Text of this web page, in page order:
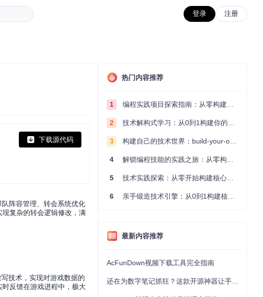
登录 注册
下载源代码
阵容管理、转会系统优化
复杂的转会逻辑修改，满
技术，实现对游戏数据的
反馈在游戏进程中，极大
热门内容推荐
1 编程实践项目探索指南：从零构建技术能力体系
2 技术解构式学习：从0到1构建你的编程知识体系
3 构建自己的技术世界：build-your-own-x项目的实践探索指南
4 解锁编程技能的实践之旅：从零构建你的技术世界
5 技术实践探索：从零开始构建核心系统的实践指南
6 亲手锻造技术引擎：从0到1构建核心系统的实践指南
最新内容推荐
AcFunDown视频下载工具完全指南